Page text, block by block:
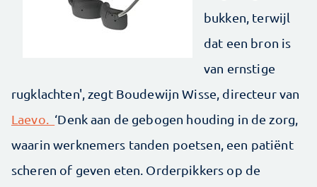
bukken, terwijl
dat een bron is
van ernstige
rugklachten', zegt Boudewijn Wisse, directeur van
Laevo. ‘Denk aan de gebogen houding in de zorg,
waarin werknemers tanden poetsen, een patiënt
scheren of geven eten. Orderpikkers op de